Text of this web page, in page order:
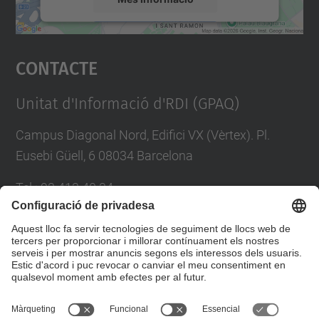
Accepta
powered by
Contacte
Unitat d'Informació d'RDI (GPAQ)
Campus Diagonal Nord, Edifici VX (Vèrtex). Pl.
Eusebi Güell, 6 08034 Barcelona
Tel.:93 413 40 34
Directori UPC
Formulari de contacte